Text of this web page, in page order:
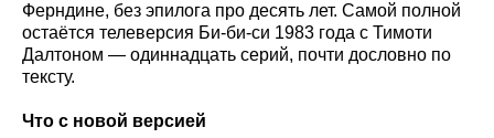
Ферндине, без эпилога про десять лет. Самой полной
остаётся телеверсия Би-би-си 1983 года с Тимоти
Далтоном — одиннадцать серий, почти дословно по
тексту.
Что с новой версией